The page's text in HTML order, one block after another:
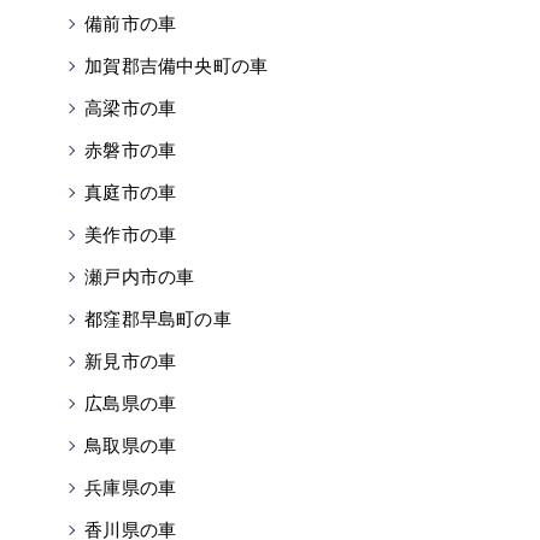
備前市の車
加賀郡吉備中央町の車
高梁市の車
赤磐市の車
真庭市の車
美作市の車
瀬戸内市の車
都窪郡早島町の車
新見市の車
広島県の車
鳥取県の車
兵庫県の車
香川県の車